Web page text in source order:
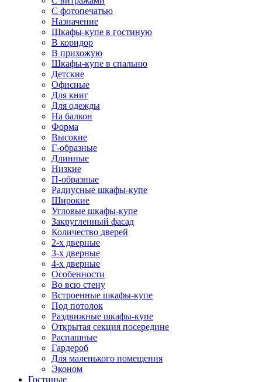
С фотопечатью
Назначение
Шкафы-купе в гостиную
В коридор
В прихожую
Шкафы-купе в спальню
Детские
Офисные
Для книг
Для одежды
На балкон
Форма
Высокие
Г-образные
Длинные
Низкие
П-образные
Радиусные шкафы-купе
Широкие
Угловые шкафы-купе
Закругленный фасад
Количество дверей
2-х дверные
3-х дверные
4-х дверные
Особенности
Во всю стену
Встроенные шкафы-купе
Под потолок
Раздвижные шкафы-купе
Открытая секция посередине
Распашные
Гардероб
Для маленького помещения
Эконом
Гостиные